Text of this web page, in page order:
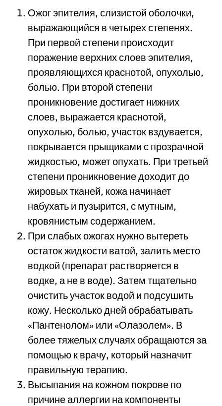
Ожог эпителия, слизистой оболочки,
выражающийся в четырех степенях.
При первой степени происходит
поражение верхних слоев эпителия,
проявляющихся краснотой, опухолью,
болью. При второй степени
проникновение достигает нижних
слоев, выражается краснотой,
опухолью, болью, участок вздувается,
покрывается прыщиками с прозрачной
жидкостью, может опухать. При третьей
степени проникновение доходит до
жировых тканей, кожа начинает
набухать и пузырится, с мутным,
кровянистым содержанием.
При слабых ожогах нужно вытереть
остаток жидкости ватой, залить место
водкой (препарат растворяется в
водке, а не в воде). Затем тщательно
очистить участок водой и подсушить
кожу. Несколько дней обрабатывать
«Пантенолом» или «Олазолем». В
более тяжелых случаях обращаются за
помощью к врачу, который назначит
правильную терапию.
Высыпания на кожном покрове по
причине аллергии на компоненты